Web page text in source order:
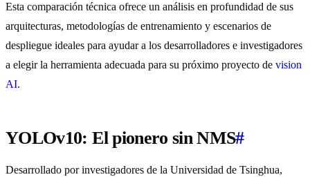
Esta comparación técnica ofrece un análisis en profundidad de sus
arquitecturas, metodologías de entrenamiento y escenarios de
despliegue ideales para ayudar a los desarrolladores e investigadores
a elegir la herramienta adecuada para su próximo proyecto de vision
AI.
YOLOv10: El pionero sin NMS#
Desarrollado por investigadores de la Universidad de Tsinghua,